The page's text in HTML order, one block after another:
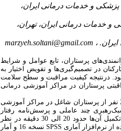
پزشکی و خدمات درمانی ایران،
و خدمات درمانی ایران، تهران،
marzyeh.soltani@gmail.com
پرستاران، تابع عوامل و شرایط
در تصمیم‌گیری‌ها و تفویض ‌اختیار به
درنتیجه کیفیت مراقبت و سطح سلامت
پرستاران در مراکز آموزشی درمانی
پژوهش حاضر یک مطالعه توصیفی‌‌همبستگی بود که به‌صورت مقطعی در سال 1399 انجام شد. دیدگاه 214 نفر از پرستاران شاغل در مراکز آموزشی
چند عاملی و پرسش‌نامه رفتار
مراقبتی وولف جمع‌آوری شد. گردآوری اطلاعات ازطریق پرسش‌نامه به‌صورت خودگزارش‌دهی بود و مدت‌زمان جهت تکمیل آن‌ها حدود 20 الی 30 دقیقه در نظر
گرفته شد. جمع‌آوری داده‌ها از اردیبهشت سال 1400 شروع شد و در مرداد سال 1400 به پایان رسید. تحلیل داده‌ها با استفاده از نرم‌افزار آماری SPSS نسخه 16 و آمار